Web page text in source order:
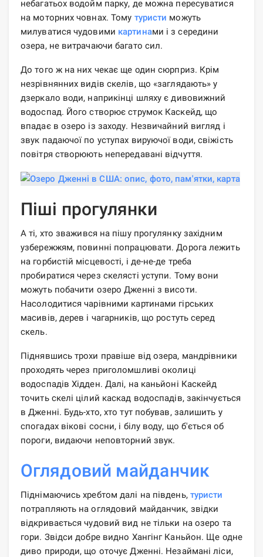
небагатьох водойм парку, де можна пересуватися
на моторних човнах. Тому туристи можуть
милуватися чудовими картинами і з середини
озера, не витрачаючи багато сил.
До того ж на них чекає ще один сюрприз. Крім
незрівнянних видів скелів, що «заглядають» у
дзеркало води, наприкінці шляху є дивовижний
водоспад. Його створює струмок Каскейд, що
впадає в озеро із заходу. Незвичайний вигляд і
звук падаючої по уступах вируючої води, свіжість
повітря створюють непередавані відчуття.
Піші прогулянки
А ті, хто зважився на пішу прогулянку західним
узбережжям, повинні попрацювати. Дорога лежить
на горбистій місцевості, і де-не-де треба
пробиратися через скелясті уступи. Тому вони
можуть побачити озеро Дженні з висоти.
Насолодитися чарівними картинами гірських
масивів, дерев і чагарників, що ростуть серед
скель.
Піднявшись трохи правіше від озера, мандрівники
проходять через приголомшливі околиці
водоспадів Хідден. Далі, на каньйоні Каскейд
точить скелі цілий каскад водоспадів, закінчується
в Дженні. Будь-хто, хто тут побував, залишить у
спогадах вікові сосни, і білу воду, що б'ється об
пороги, видаючи неповторний звук.
Оглядовий майданчик
Піднімаючись хребтом далі на південь, туристи
потрапляють на оглядовий майданчик, звідки
відкривається чудовий вид не тільки на озеро та
гори. Звідси добре видно Хангінг Каньйон. Ще одне
диво природи, що оточує Дженні. Незаймані ліси,